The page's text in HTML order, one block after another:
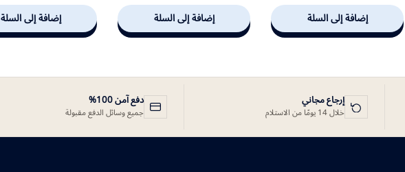
إضافة إلى السلة
إضافة إلى السلة
إضافة إلى السلة
إرجاع مجاني
خلال 14 يومًا من الاستلام
دفع آمن 100%
جميع وسائل الدفع مقبولة